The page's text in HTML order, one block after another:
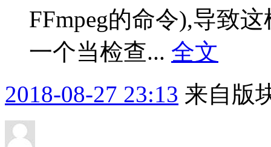
FFmpeg的命令),导致
一个当检查... 全文
2018-08-27 23:13 来自版